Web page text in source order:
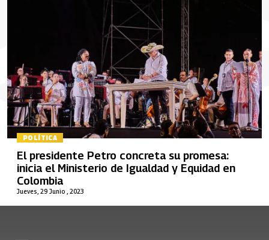
POLÍTICA
Jueves, 29 Junio , 2023
El presidente Petro concreta su promesa:
inicia el Ministerio de Igualdad y Equidad en
Colombia